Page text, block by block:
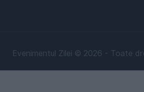
Evenimentul Zilei © 2026 - Toate